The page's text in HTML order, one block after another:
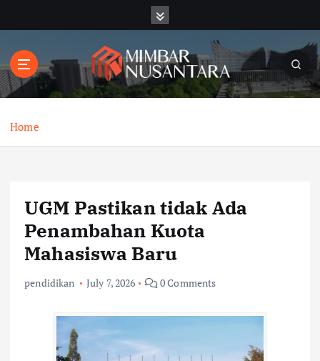
t
o
Home
UGM Pastikan tidak Ada
Penambahan Kuota
Mahasiswa Baru
pendidikan July 7, 2026 0 Comments